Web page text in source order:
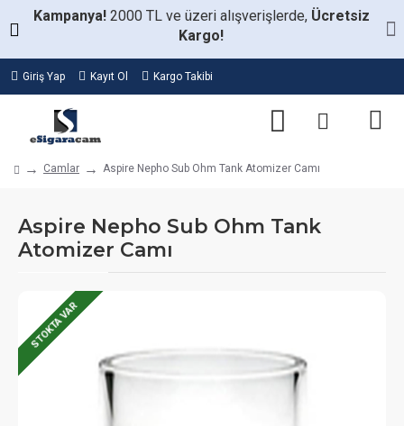
Kampanya! 2000 TL ve üzeri alışverişlerde, Ücretsiz
Kargo!
Giriş Yap Kayıt Ol Kargo Takibi
Camlar Aspire Nepho Sub Ohm Tank Atomizer Camı
Aspire Nepho Sub Ohm Tank
Atomizer Camı
STOKTA VAR